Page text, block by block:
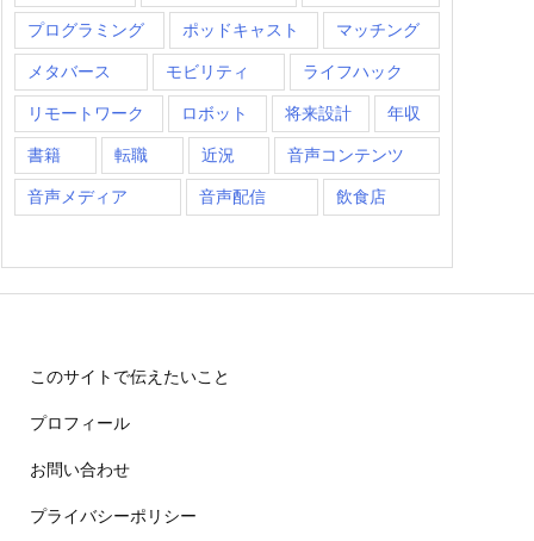
プログラミング ポッドキャスト マッチング
メタバース モビリティ ライフハック
リモートワーク ロボット 将来設計 年収
書籍 転職 近況 音声コンテンツ
音声メディア 音声配信 飲食店
このサイトで伝えたいこと
プロフィール
お問い合わせ
プライバシーポリシー